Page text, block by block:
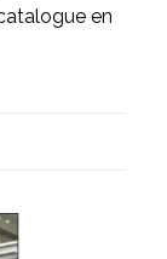
en